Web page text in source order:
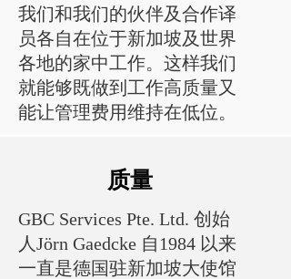
我们和我们的伙伴及合作译
员各自在位于新加坡及世界
各地的家中工作。这样我们
就能够既做到工作高质量又
能让管理费用维持在低位。
质量
GBC Services Pte. Ltd. 创始
人Jörn Gaedcke 自1984 以来
一直是德国驻新加坡大使馆